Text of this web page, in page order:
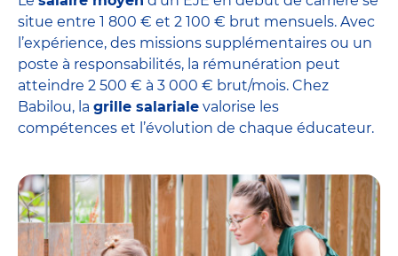
situe entre 1 800 € et 2 100 € brut mensuels. Avec
l’expérience, des missions supplémentaires ou un
poste à responsabilités, la rémunération peut
atteindre 2 500 € à 3 000 € brut/mois. Chez
Babilou, la grille salariale valorise les
compétences et l’évolution de chaque éducateur.